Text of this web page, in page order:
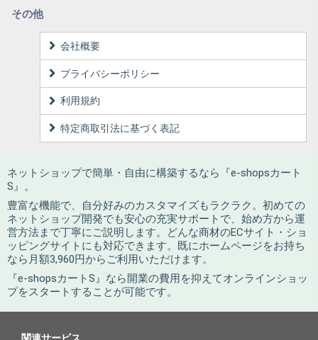
その他
会社概要
プライバシーポリシー
利用規約
特定商取引法に基づく表記
ネットショップで簡単・自由に構築するなら『e-shopsカート
S』。
豊富な機能で、自分好みのカスタマイズもラクラク。初めての
ネットショップ開発でも安心の充実サポートで、始め方から運
営方法まで丁寧にご説明します。どんな商材のECサイト・ショ
ッピングサイトにも対応できます。既にホームページをお持ち
なら月額3,960円からご利用いただけます。
『e-shopsカートS』なら開業の費用を抑えてオンラインショッ
プをスタートすることが可能です。
関連サービス